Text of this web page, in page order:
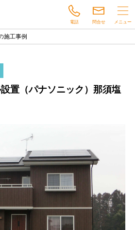
666-7200
時間●10:00〜18:00
火・水曜定休
お問い合わせ
メニュー
電話 問合せ
施工事例
置（パナソニック）那須塩